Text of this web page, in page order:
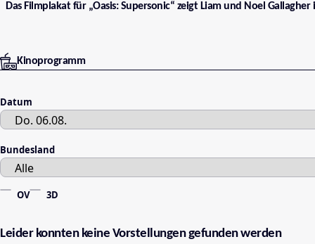
Das Filmplakat für „Oasis: Supersonic“ zeigt Liam und Noel Gallagher
Kinoprogramm
Datum
Bundesland
OV 3D
Leider konnten keine Vorstellungen gefunden werden